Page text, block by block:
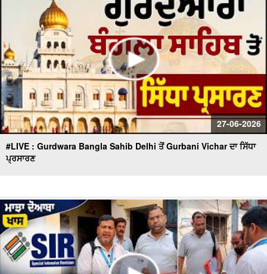
27-06-2026
#LIVE : Gurdwara Bangla Sahib Delhi ਤੋਂ Gurbani Vichar ਦਾ ਸਿੱਧਾ
ਪ੍ਰਸਾਰਣ